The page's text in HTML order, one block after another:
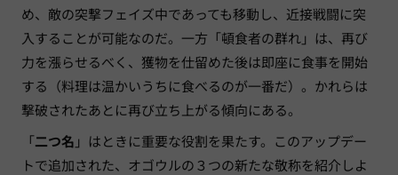
め、敵の突撃フェイズ中であっても移動し、近接戦闘に突
入することが可能なのだ。一方「頓食者の群れ」は、再び
力を漲らせるべく、獲物を仕留めた後は即座に食事を開始
する（料理は温かいうちに食べるのが一番だ）。かれらは
撃破されたあとに再び立ち上がる傾向にある。
「二つ名 」はときに重要な役割を果たす。このアップデー
トで追加された、オゴウルの３つの新たな敬称を紹介しよ